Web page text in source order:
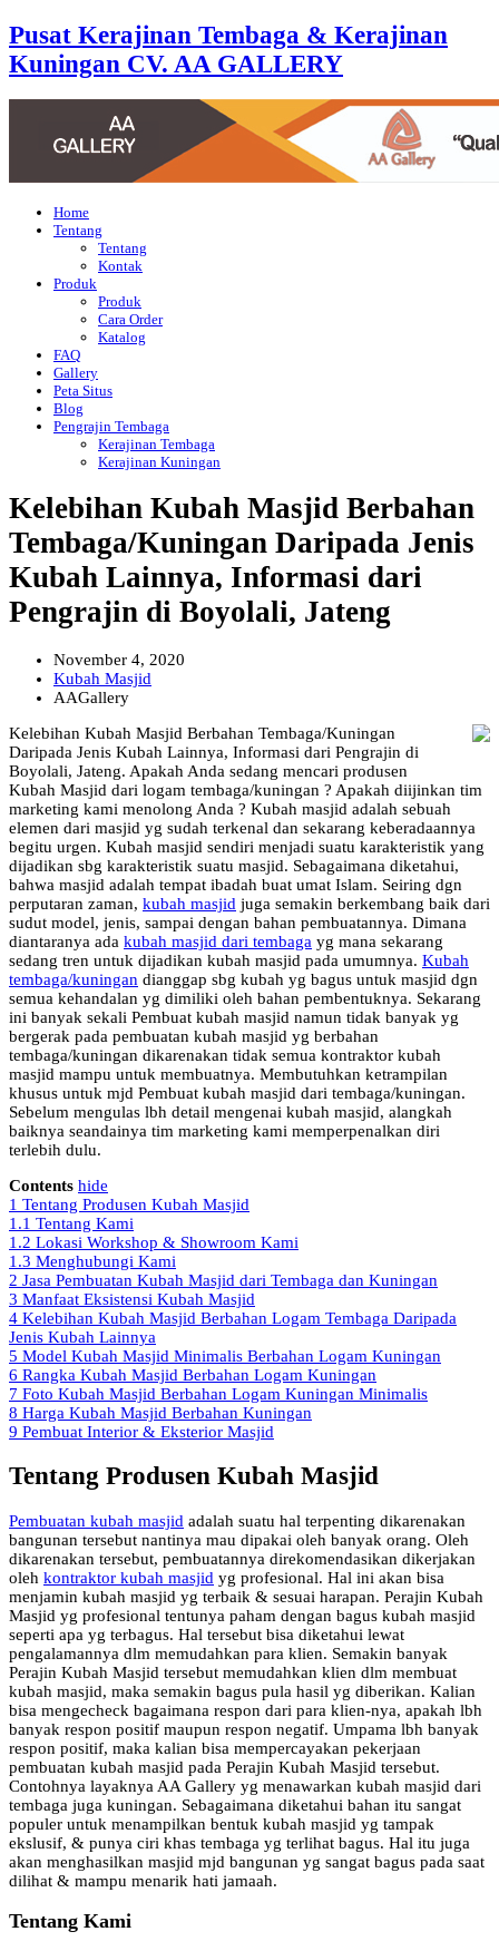
Pusat Kerajinan Tembaga & Kerajinan
Kuningan CV. AA GALLERY
Home
Tentang
Tentang
Kontak
Produk
Produk
Cara Order
Katalog
FAQ
Gallery
Peta Situs
Blog
Pengrajin Tembaga
Kerajinan Tembaga
Kerajinan Kuningan
Kelebihan Kubah Masjid Berbahan
Tembaga/Kuningan Daripada Jenis
Kubah Lainnya, Informasi dari
Pengrajin di Boyolali, Jateng
November 4, 2020
Kubah Masjid
AAGallery
Kelebihan Kubah Masjid Berbahan Tembaga/Kuningan
Daripada Jenis Kubah Lainnya, Informasi dari Pengrajin di
Boyolali, Jateng. Apakah Anda sedang mencari produsen
Kubah Masjid dari logam tembaga/kuningan ? Apakah diijinkan tim
marketing kami menolong Anda ? Kubah masjid adalah sebuah
elemen dari masjid yg sudah terkenal dan sekarang keberadaannya
begitu urgen. Kubah masjid sendiri menjadi suatu karakteristik yang
dijadikan sbg karakteristik suatu masjid. Sebagaimana diketahui,
bahwa masjid adalah tempat ibadah buat umat Islam. Seiring dgn
perputaran zaman, kubah masjid juga semakin berkembang baik dari
sudut model, jenis, sampai dengan bahan pembuatannya. Dimana
diantaranya ada kubah masjid dari tembaga yg mana sekarang
sedang tren untuk dijadikan kubah masjid pada umumnya. Kubah
tembaga/kuningan dianggap sbg kubah yg bagus untuk masjid dgn
semua kehandalan yg dimiliki oleh bahan pembentuknya. Sekarang
ini banyak sekali Pembuat kubah masjid namun tidak banyak yg
bergerak pada pembuatan kubah masjid yg berbahan
tembaga/kuningan dikarenakan tidak semua kontraktor kubah
masjid mampu untuk membuatnya. Membutuhkan ketrampilan
khusus untuk mjd Pembuat kubah masjid dari tembaga/kuningan.
Sebelum mengulas lbh detail mengenai kubah masjid, alangkah
baiknya seandainya tim marketing kami memperpenalkan diri
terlebih dulu.
Contents hide
1 Tentang Produsen Kubah Masjid
1.1 Tentang Kami
1.2 Lokasi Workshop & Showroom Kami
1.3 Menghubungi Kami
2 Jasa Pembuatan Kubah Masjid dari Tembaga dan Kuningan
3 Manfaat Eksistensi Kubah Masjid
4 Kelebihan Kubah Masjid Berbahan Logam Tembaga Daripada
Jenis Kubah Lainnya
5 Model Kubah Masjid Minimalis Berbahan Logam Kuningan
6 Rangka Kubah Masjid Berbahan Logam Kuningan
7 Foto Kubah Masjid Berbahan Logam Kuningan Minimalis
8 Harga Kubah Masjid Berbahan Kuningan
9 Pembuat Interior & Eksterior Masjid
Tentang Produsen Kubah Masjid
Pembuatan kubah masjid adalah suatu hal terpenting dikarenakan
bangunan tersebut nantinya mau dipakai oleh banyak orang. Oleh
dikarenakan tersebut, pembuatannya direkomendasikan dikerjakan
oleh kontraktor kubah masjid yg profesional. Hal ini akan bisa
menjamin kubah masjid yg terbaik & sesuai harapan. Perajin Kubah
Masjid yg profesional tentunya paham dengan bagus kubah masjid
seperti apa yg terbagus. Hal tersebut bisa diketahui lewat
pengalamannya dlm memudahkan para klien. Semakin banyak
Perajin Kubah Masjid tersebut memudahkan klien dlm membuat
kubah masjid, maka semakin bagus pula hasil yg diberikan. Kalian
bisa mengecheck bagaimana respon dari para klien-nya, apakah lbh
banyak respon positif maupun respon negatif. Umpama lbh banyak
respon positif, maka kalian bisa mempercayakan pekerjaan
pembuatan kubah masjid pada Perajin Kubah Masjid tersebut.
Contohnya layaknya AA Gallery yg menawarkan kubah masjid dari
tembaga juga kuningan. Sebagaimana diketahui bahan itu sangat
populer untuk menampilkan bentuk kubah masjid yg tampak
ekslusif, & punya ciri khas tembaga yg terlihat bagus. Hal itu juga
akan menghasilkan masjid mjd bangunan yg sangat bagus pada saat
dilihat & mampu menarik hati jamaah.
Tentang Kami